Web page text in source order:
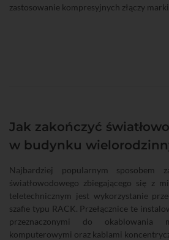
zastosowanie kompresyjnych złączy marki
Jak zakończyć
w budynku
Najbardziej popularnym sposobem
światłowodowego zbiegającego się z
teletechnicznym jest wykorzystanie
szafie typu RACK. Przełącznice te
przeznaczonymi do okablowania
komputerowymi oraz kablami